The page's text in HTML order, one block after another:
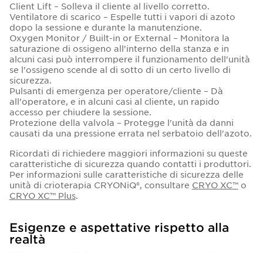
Client Lift – Solleva il cliente al livello corretto.
Ventilatore di scarico – Espelle tutti i vapori di azoto
dopo la sessione e durante la manutenzione.
Oxygen Monitor / Built-in or External – Monitora la
saturazione di ossigeno all'interno della stanza e in
alcuni casi può interrompere il funzionamento dell'unità
se l'ossigeno scende al di sotto di un certo livello di
sicurezza.
Pulsanti di emergenza per operatore/cliente – Dà
all'operatore, e in alcuni casi al cliente, un rapido
accesso per chiudere la sessione.
Protezione della valvola – Protegge l'unità da danni
causati da una pressione errata nel serbatoio dell'azoto.
Ricordati di richiedere maggiori informazioni su queste
caratteristiche di sicurezza quando contatti i produttori.
Per informazioni sulle caratteristiche di sicurezza delle
unità di crioterapia CRYONiQ®, consultare CRYO XC™o
CRYO XC™ Plus.
Esigenze e aspettative rispetto alla
realtà